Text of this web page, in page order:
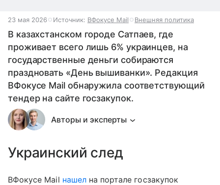
23 мая 2026 Источник: ВФокусе Mail Внешняя политика
В казахстанском городе Сатпаев, где
проживает всего лишь 6% украинцев, на
государственные деньги собираются
праздновать «День вышиванки». Редакция
ВФокусе Mail обнаружила соответствующий
тендер на сайте госзакупок.
Авторы и эксперты
Украинский след
ВФокусе Mail нашелна портале госзакупок